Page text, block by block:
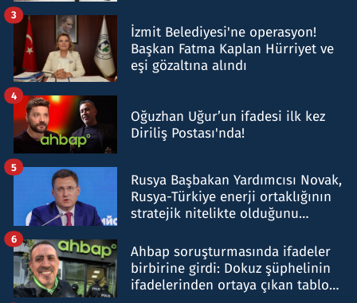
İzmit Belediyesi'ne operasyon!
Başkan Fatma Kaplan Hürriyet ve
eşi gözaltına alındı
3
Oğuzhan Uğur’un ifadesi ilk kez
Diriliş Postası'nda!
4
Rusya Başbakan Yardımcısı Novak,
Rusya-Türkiye enerji ortaklığının
stratejik nitelikte olduğunu
5
Ahbap soruşturmasında ifadeler
birbirine girdi: Dokuz şüphelinin
ifadelerinden ortaya çıkan tablo
6